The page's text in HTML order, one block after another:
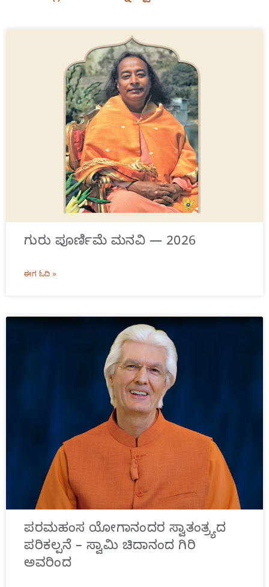
ಗುರು ಪೂರ್ಣಿಮೆ ಮನವಿ — 2026
ಈಗ ಓದಿ »
ಪರಮಹಂಸ ಯೋಗಾನಂದರ ಸ್ವಾತಂತ್ರ್ಯದ
ಪರಿಕಲ್ಪನೆ – ಸ್ವಾಮಿ ಚಿದಾನಂದ ಗಿರಿ
ಅವರಿಂದ